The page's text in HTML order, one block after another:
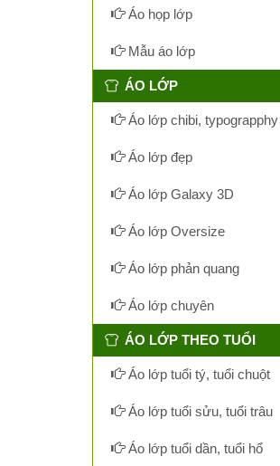
Áo họp lớp
Mẫu áo lớp
ÁO LỚP
Áo lớp chibi, typograpphy
Áo lớp đẹp
Áo lớp Galaxy 3D
Áo lớp Oversize
Áo lớp phản quang
Áo lớp chuyên
ÁO LỚP THEO TUỔI
Áo lớp tuổi tý, tuổi chuột
Áo lớp tuổi sửu, tuổi trâu
Áo lớp tuổi dần, tuổi hổ